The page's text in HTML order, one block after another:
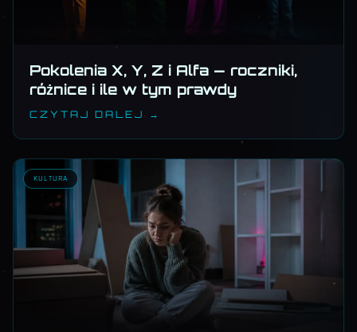
Pokolenia X, Y, Z i Alfa — roczniki,
różnice i ile w tym prawdy
CZYTAJ DALEJ →
KULTURA